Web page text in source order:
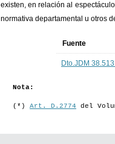
existen, en relación al
normativa departamental u otros
Fuente
Dto.JDM
Nota:
(*) Art. D.2774 del